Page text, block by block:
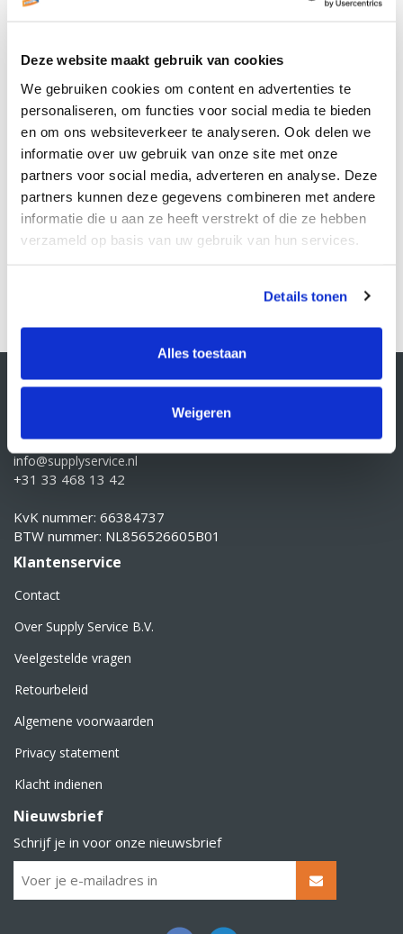
Deze website maakt gebruik van cookies
We gebruiken cookies om content en advertenties te
personaliseren, om functies voor social media te bieden
en om ons websiteverkeer te analyseren. Ook delen we
informatie over uw gebruik van onze site met onze
partners voor social media, adverteren en analyse. Deze
partners kunnen deze gegevens combineren met andere
informatie die u aan ze heeft verstrekt of die ze hebben
verzameld op basis van uw gebruik van hun services.
Details tonen
Alles toestaan
Weigeren
die naast hetverzendetiketvaak worden geplakt op de
buitenkant van een pakket. De dokulops zijn gemaakt van
plastic, wat ervoor zorgt dat de inhoud van de envelop
droog blijft. Wij kunnen u verschillende maten paklijst
enveloppen uit voorraad leveren. Wij bieden A5 (1510), A6
(1610) en A8 (1810) formaat documenthoesjes aan.
Goed om te weten is dat de paklijst enveloppen vrijwel aan
alle soorten ondergronden blijft kleven. Ook blijven ze
gewoon goed scanbaar.
Advies op maat nodig?
opnemen met onze klantenservice.
Contactgegevens
3861 RJ Nijkerk
info@supplyservice.nl
+31 33 468 13 42
KvK nummer: 66384737
BTW nummer: NL856526605B01
Klantenservice
Contact
Over Supply Service B.V.
Veelgestelde vragen
Retourbeleid
Algemene voorwaarden
Privacy statement
Klacht indienen
Nieuwsbrief
Schrijf je in voor onze nieuwsbrief